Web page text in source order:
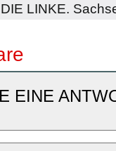
DIE LINKE.
EINE